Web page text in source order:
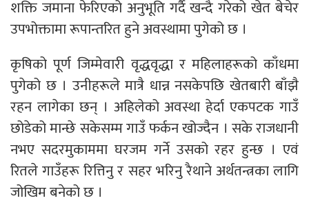
शक्ति जमाना फेरिएको अनुभूति गर्दै खन्दै गरेको खेत बेचेर
उपभोक्तामा रूपान्तरित हुने अवस्थामा पुगेको छ ।
कृषिको पूर्ण जिम्मेवारी वृद्धवृद्धा र महिलाहरूको काँधमा
पुगेको छ । उनीहरूले मात्रै धान्न नसकेपछि खेतबारी बाँझै
रहन लागेका छन् । अहिलेको अवस्था हेर्दा एकपटक गाउँ
छोडेको मान्छे सकेसम्म गाउँ फर्कन खोज्दैन । सके राजधानी
नभए सदरमुकाममा घरजम गर्ने उसको रहर हुन्छ । एवं
रितले गाउँहरू रित्तिनु र सहर भरिनु रैथाने अर्थतन्त्रका लागि
जोखिम बनेको छ ।